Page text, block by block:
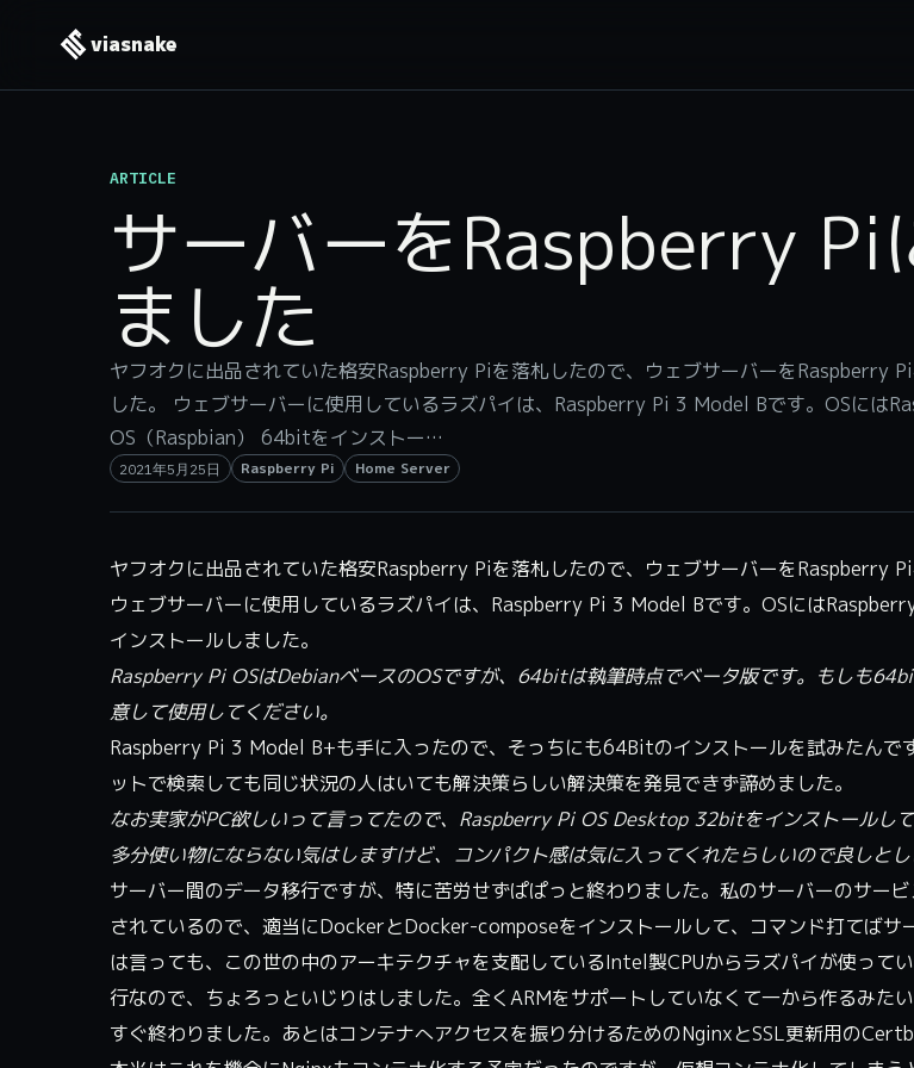
viasnake
ARTICLE
サーバーをRaspberry Pi
ました
ヤフオクに出品されていた格安Raspberry Piを落札したので、ウェブサーバーをRaspberry
した。 ウェブサーバーに使用しているラズパイは、Raspberry Pi 3 Model Bです。OSには
OS（Raspbian） 64bitをインストー…
2021年5月25日 Raspberry Pi Home Server
ヤフオクに出品されていた格安Raspberry Piを落札したので、ウェブサーバーをRaspberry Pi
ウェブサーバーに使用しているラズパイは、Raspberry Pi 3 Model Bです。OSには
インストールしました。
Raspberry Pi OSはDebianベースのOSですが、64bitは執筆時点でベータ版です。もしも
意して使用してください。
Raspberry Pi 3 Model B+も手に入ったので、そっちにも64Bitのインストールを試みたんで
ットで検索しても同じ状況の人はいても解決策らしい解決策を発見できず諦めました。
なお実家がPC欲しいって言ってたので、Raspberry Pi OS Desktop 32bitをインストールし
多分使い物にならない気はしますけど、コンパクト感は気に入ってくれたらしいので良しとし
サーバー間のデータ移行ですが、特に苦労せずぱぱっと終わりました。私のサーバーのサー
されているので、適当にDockerとDocker-composeをインストールして、コマンド打てばサ
は言っても、この世の中のアーキテクチャを支配しているIntel製CPUからラズパイが使って
行なので、ちょろっといじりはしました。全くARMをサポートしていなくて一から作るみた
すぐ終わりました。あとはコンテナへアクセスを振り分けるためのNginxとSSL更新用の